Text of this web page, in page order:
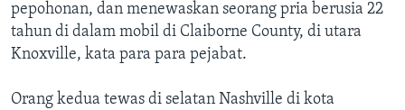
pepohonan, dan menewaskan seorang pria berusia 22
tahun di dalam mobil di Claiborne County, di utara
Knoxville, kata para para pejabat.
Orang kedua tewas di selatan Nashville di kota